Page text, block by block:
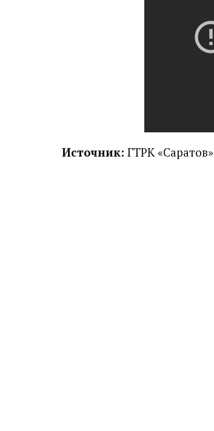
Источник: ГТРК «Саратов»